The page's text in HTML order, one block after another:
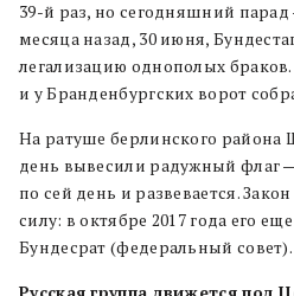
39-й раз, но сегодняшний
месяца назад, 30 июня,
легализацию однополых
и у Бранденбургских ворот
На ратуше берлинского района
день вывесили радужный флаг
по сей день и развевается.
силу: в октябре 2017 года его
Бундесрат (федеральный совет).